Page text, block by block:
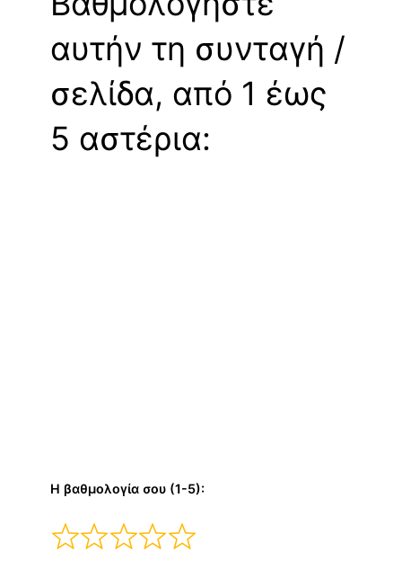
αυτήν τη συνταγή /
σελίδα, από 1 έως
5 αστέρια:
Η βαθμολογία σου (1-5):